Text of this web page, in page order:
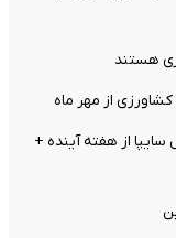
از هفته آینده +